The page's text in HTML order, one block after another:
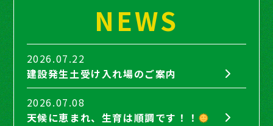
NEWS
2026.07.22
建設発生土受け入れ場のご案内
2026.07.08
天候に恵まれ、生育は順調です！！